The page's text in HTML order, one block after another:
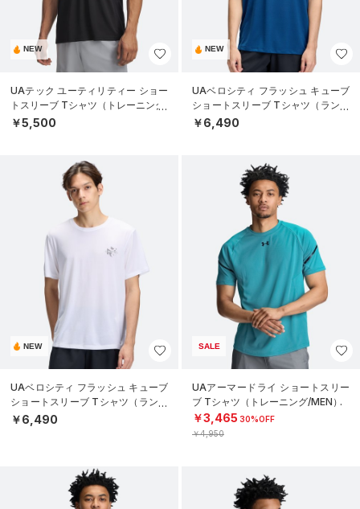
NEW
UAテック ユーティリティー ショー
トスリーブ Tシャツ（トレーニング/
MEN）
￥5,500
NEW
UAベロシティ フラッシュ キューブ
ショートスリーブ Tシャツ（ランニ
ング/MEN）
￥6,490
NEW
UAベロシティ フラッシュ キューブ
ショートスリーブ Tシャツ（ランニ
ング/MEN）
￥6,490
SALE
UAアーマードライ ショートスリー
ブ Tシャツ（トレーニング/MEN）
￥3,465 30%OFF
￥4,950